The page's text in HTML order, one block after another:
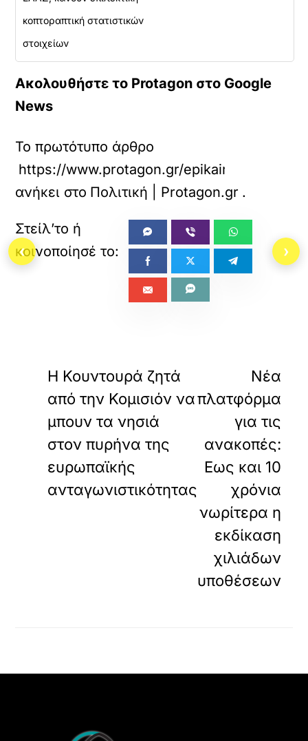
κοπτοραπτική στατιστικών
στοιχείων
Ακολουθήστε το Protagon στο Google
News
Το πρωτότυπο άρθρο
https://www.protagon.gr/epikairotita/
ανήκει στο Πολιτική | Protagon.gr .
Η Κουντουρά ζητά
από την Κομισιόν να
μπουν τα νησιά
στον πυρήνα της
ευρωπαϊκής
ανταγωνιστικότητας
Νέα
πλατφόρμα
για τις
ανακοπές:
Εως και 10
χρόνια
νωρίτερα η
εκδίκαση
χιλιάδων
υποθέσεων
‹ ›